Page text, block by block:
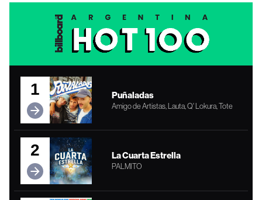
1 Puñaladas
Amigo de Artistas, Lauta, Q' Lokura, Tote
2 La Cuarta Estrella
PALMITO